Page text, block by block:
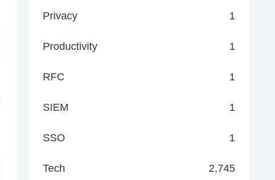
Privacy 1
Productivity 1
RFC 1
SIEM 1
SSO 1
Tech 2,745